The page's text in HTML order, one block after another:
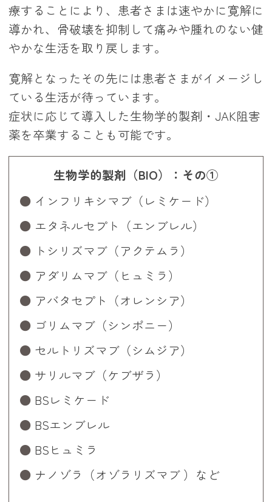
療することにより、患者さまは速やかに寛解に
導かれ、骨破壊を抑制して痛みや腫れのない健
やかな生活を取り戻します。
寛解となったその先には患者さまがイメージし
ている生活が待っています。
症状に応じて導入した生物学的製剤・JAK阻害
薬を卒業することも可能です。
生物学的製剤（BIO）：その①
インフリキシマブ（レミケード）
エタネルセプト（エンブレル）
トシリズマブ（アクテムラ）
アダリムマブ（ヒュミラ）
アバタセプト（オレンシア）
ゴリムマブ（シンポニー）
セルトリズマブ（シムジア）
サリルマブ（ケブザラ）
BSレミケード
BSエンブレル
BSヒュミラ
ナノゾラ（オゾラリズマブ ）など